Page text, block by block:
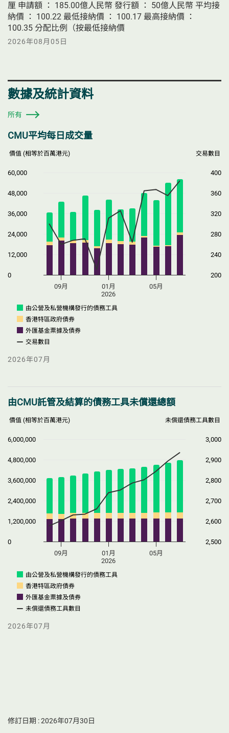
厘 申請額 ： 185.00億人民幣 發行額 ： 50億人民幣 平均接
納價 ： 100.22 最低接納價 ： 100.17 最高接納價 ：
100.35 分配比例（按最低接納價
2026年08月05日
數據及統計資料
所有
CMU平均每日成交量
價值 (相等於百萬港元) 交易數目
由公營及私營機構發行的債務工具
香港特區政府債券
外匯基金票據及債券
交易數目
09月
01月
2026
05月
0
12,000
24,000
36,000
48,000
60,000
200
240
280
320
360
400
2026年07月
由CMU託管及結算的債務工具未償還總額
價值 (相等於百萬港元) 未償還債務工具數目
由公營及私營機構發行的債務工具
香港特區政府債券
外匯基金票據及債券
未償還債務工具數目
09月
01月
2026
05月
0
1,200,000
2,400,000
3,600,000
4,800,000
6,000,000
2,500
2,600
2,700
2,800
2,900
3,000
2026年07月
修訂日期 : 2026年07月30日